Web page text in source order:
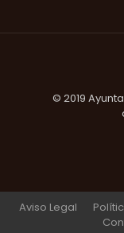
© 2019
Aviso Legal